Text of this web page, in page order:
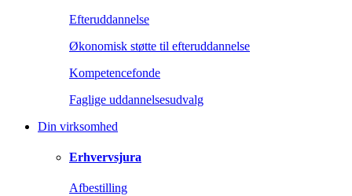
Efteruddannelse
Økonomisk støtte til efteruddannelse
Kompetencefonde
Faglige uddannelsesudvalg
Din virksomhed
Erhvervsjura
Afbestilling